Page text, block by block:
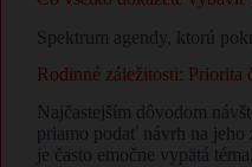
​Spektrum agendy, ktorú
​Rodinné záležitosti: Priorita
Najčastejším dôvodom
priamo podať návrh na
je často emočne vypätá